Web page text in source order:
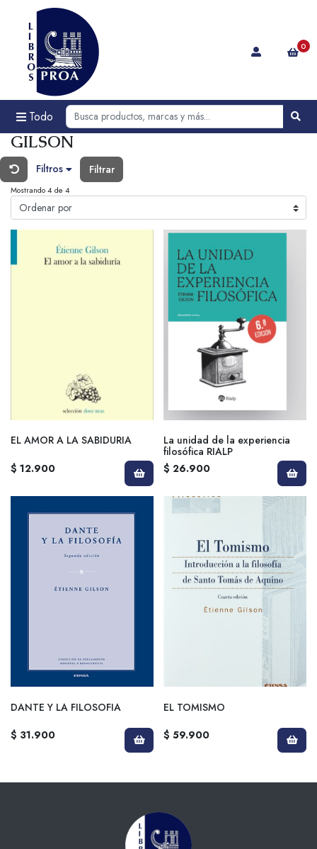
Todo
0
GILSON
Filtros Filtrar
Mostrando 4 de 4
EL AMOR A LA SABIDURIA
$ 12.900
La unidad de la experiencia
filosófica RIALP
$ 26.900
DANTE Y LA FILOSOFIA
$ 31.900
EL TOMISMO
$ 59.900